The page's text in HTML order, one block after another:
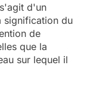
d'un
signification du
de
que la
sur lequel il